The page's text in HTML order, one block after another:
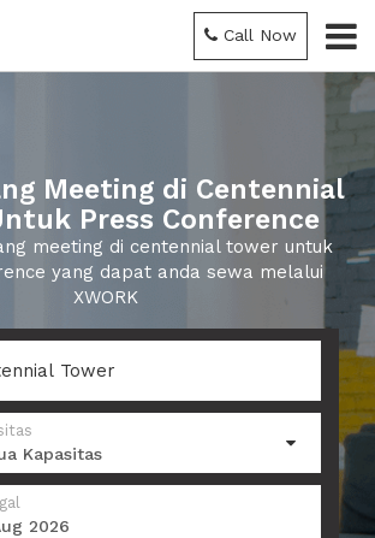
Call Now
Meeting di Centennial
Press Conference
meeting di centennial tower untuk
yang dapat anda sewa melalui
XWORK
Kapasitas
2026